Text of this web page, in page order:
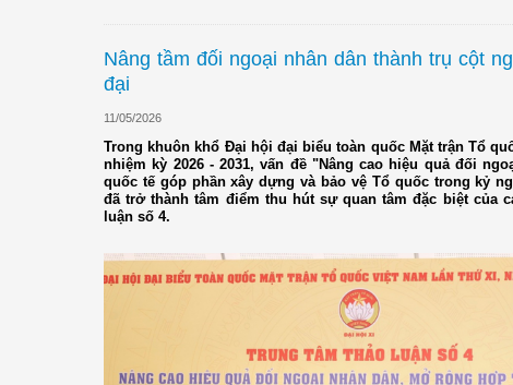
Nâng tầm đối ngoại nhân dân thành trụ cột
đại
11/05/2026
Trong khuôn khổ Đại hội đại biểu toàn quốc Mặt trận Tổ
nhiệm kỳ 2026 - 2031, vấn đề "Nâng cao hiệu quả đối
quốc tế góp phần xây dựng và bảo vệ Tổ quốc trong kỷ
đã trở thành tâm điểm thu hút sự quan tâm đặc biệt của
luận số 4.